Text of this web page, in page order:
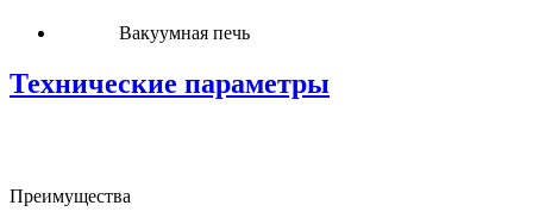
Вакуумная печь
Технические параметры
Преимущества